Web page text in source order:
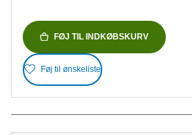
FØJ TIL INDKØBSKURV
Føj til ønskeliste